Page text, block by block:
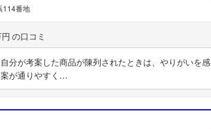
114番地
分が考案した商品が陳列されたときは、やりがいを感
が通りやすく…